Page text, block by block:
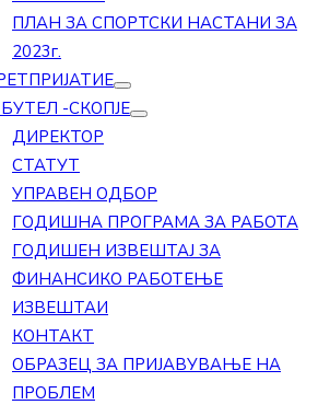
ПЛАН ЗА СПОРТСКИ НАСТАНИ ЗА
2023г.
БУТЕЛ -СКОПЈЕ
ДИРЕКТОР
СТАТУТ
УПРАВЕН ОДБОР
ГОДИШНА ПРОГРАМА ЗА РАБОТА
ГОДИШЕН ИЗВЕШТАЈ ЗА
ФИНАНСИКО РАБОТЕЊЕ
ИЗВЕШТАИ
КОНТАКТ
ОБРАЗЕЦ ЗА ПРИЈАВУВАЊЕ НА
ПРОБЛЕМ